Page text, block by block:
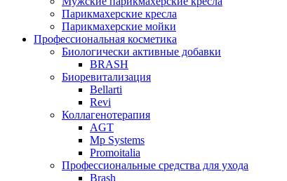
Парикмахерские кресла
Парикмахерские мойки
Профессиональная косметика
Биологически активные добавки
BRASH
Биоревитализация
Bellarti
Revi
Коллагенотерапия
AGT
Mp Systems
Promoitalia
Профессиональные средства для ухода
Brash